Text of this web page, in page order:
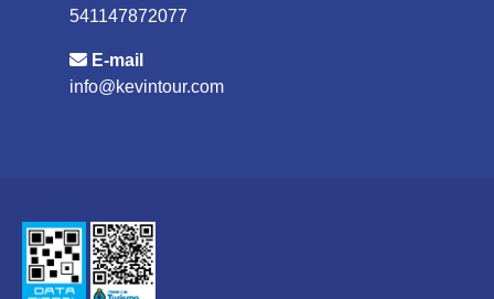
541147872077
E-mail
info@kevintour.com